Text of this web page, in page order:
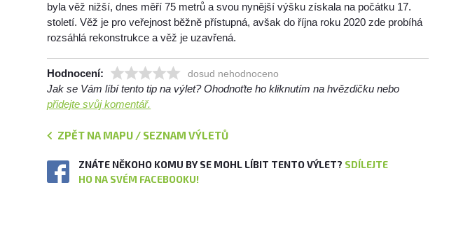
byla věž nižší, dnes měří 75 metrů a svou nynější výšku získala na počátku 17.
století. Věž je pro veřejnost běžně přístupná, avšak do října roku 2020 zde probíhá
rozsáhlá rekonstrukce a věž je uzavřená.
Hodnocení: dosud nehodnoceno
Jak se Vám líbí tento tip na výlet? Ohodnoťte ho kliknutím na hvězdičku nebo
přidejte svůj komentář.
ZPĚT NA MAPU / SEZNAM VÝLETŮ
ZNÁTE NĚKOHO KOMU BY SE MOHL LÍBIT TENTO VÝLET? SDÍLEJTE
HO NA SVÉM FACEBOOKU!